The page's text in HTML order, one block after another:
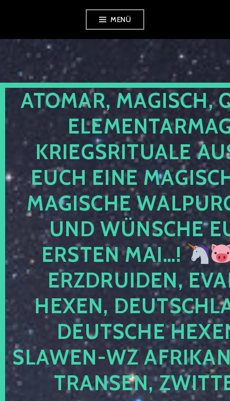
springen
MENÜ
ATOMAR, MAGISCH,
KRIEGSRITUALE
EUCH EINE
MAGISCHE
UND WÜNSCHE
ERSTEN MAI…!
ERZDRUIDEN,
HEXEN,
DEUTSCHE
SLAWEN-WZ
TRANSEN,